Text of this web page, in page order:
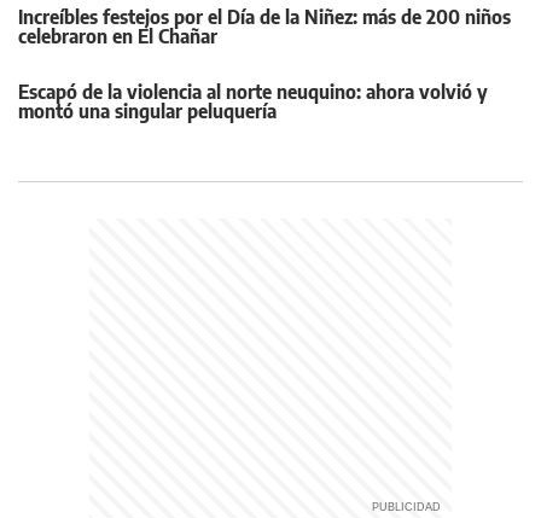
Increíbles festejos por el Día de la Niñez: más de 200 niños
celebraron en El Chañar
Escapó de la violencia al norte neuquino: ahora volvió y
montó una singular peluquería